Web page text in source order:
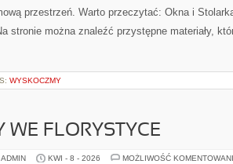
przestrzeń. Warto przeczytać: Okna i
stronie można znaleźć przystępne materiały,
WYSKOCZMY
WE FLORYSTYCE
KWI - 8 - 2026 MOŻLIWOŚĆ